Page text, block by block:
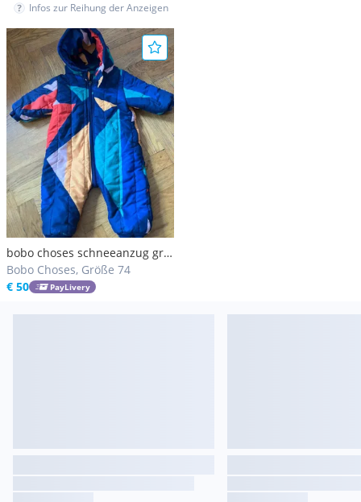
Infos zur Reihung der Anzeigen
bobo choses schneeanzug gr
74
Bobo Choses, Größe 74
€ 50
PayLivery